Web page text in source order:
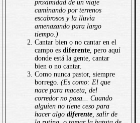
proximidad de un viaje
caminando por terrenos
escabrosos y la lluvia
amenazando para largo
tiempo.)
Cantar bien o no cantar en el
campo es diferente, pero aquí
donde está la gente, cantar
bien o no cantar.
Como nunca pastor, siempre
borrego. (Es como: El que
nace para maceta, del
corredor no pasa... Cuando
alguien no tiene ceso para
hacer algo diferente, salir de